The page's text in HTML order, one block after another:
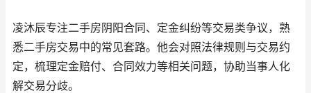
凌沐辰专注二手房阴阳合同、定金纠纷等交易类争议，熟
悉二手房交易中的常见套路。他会对照法律规则与交易约
定，梳理定金赔付、合同效力等相关问题，协助当事人化
解交易分歧。